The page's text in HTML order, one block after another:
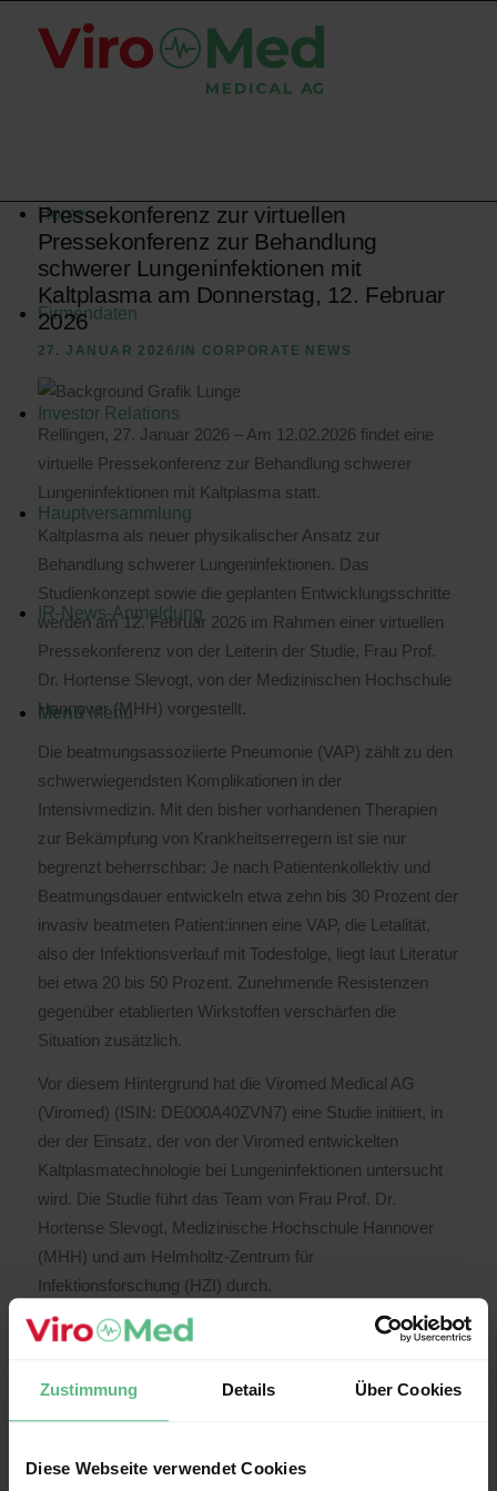
Zustimmung Details Über Cookies
Diese Webseite verwendet Cookies
Home
Firmendaten
Investor Relations
Hauptversammlung
IR-News-Anmeldung
Menü Menü
Pressekonferenz zur virtuellen
Pressekonferenz zur Behandlung
schwerer Lungeninfektionen mit
Kaltplasma am Donnerstag, 12. Februar
2026
27. JANUAR 2026/ IN CORPORATE NEWS
Rellingen, 27. Januar 2026 – Am 12.02.2026 findet eine
virtuelle Pressekonferenz zur Behandlung schwerer
Lungeninfektionen mit Kaltplasma statt.
Kaltplasma als neuer physikalischer Ansatz zur
Behandlung schwerer Lungeninfektionen. Das
Studienkonzept sowie die geplanten Entwicklungsschritte
werden am 12. Februar 2026 im Rahmen einer virtuellen
Pressekonferenz von der Leiterin der Studie, Frau Prof.
Dr. Hortense Slevogt, von der Medizinischen Hochschule
Hannover (MHH) vorgestellt.
Die beatmungsassoziierte Pneumonie (VAP) zählt zu den
schwerwiegendsten Komplikationen in der
Intensivmedizin. Mit den bisher vorhandenen Therapien
zur Bekämpfung von Krankheitserregern ist sie nur
begrenzt beherrschbar: Je nach Patientenkollektiv und
Beatmungsdauer entwickeln etwa zehn bis 30 Prozent der
invasiv beatmeten Patient:innen eine VAP, die Letalität,
also der Infektionsverlauf mit Todesfolge, liegt laut Literatur
bei etwa 20 bis 50 Prozent. Zunehmende Resistenzen
gegenüber etablierten Wirkstoffen verschärfen die
Situation zusätzlich.
Vor diesem Hintergrund hat die Viromed Medical AG
(Viromed) (ISIN: DE000A40ZVN7) eine Studie initiiert, in
der der Einsatz, der von der Viromed entwickelten
Kaltplasmatechnologie bei Lungeninfektionen untersucht
wird. Die Studie führt das Team von Frau Prof. Dr.
Hortense Slevogt, Medizinische Hochschule Hannover
(MHH) und am Helmholtz-Zentrum für
Infektionsforschung (HZI) durch.
An der Pressekonferenz nehmen nur akkreditierte
https://www.viromed-medical-ag.de/wp-
content/uploads/2026/04/Logo-ViroMed-medical-